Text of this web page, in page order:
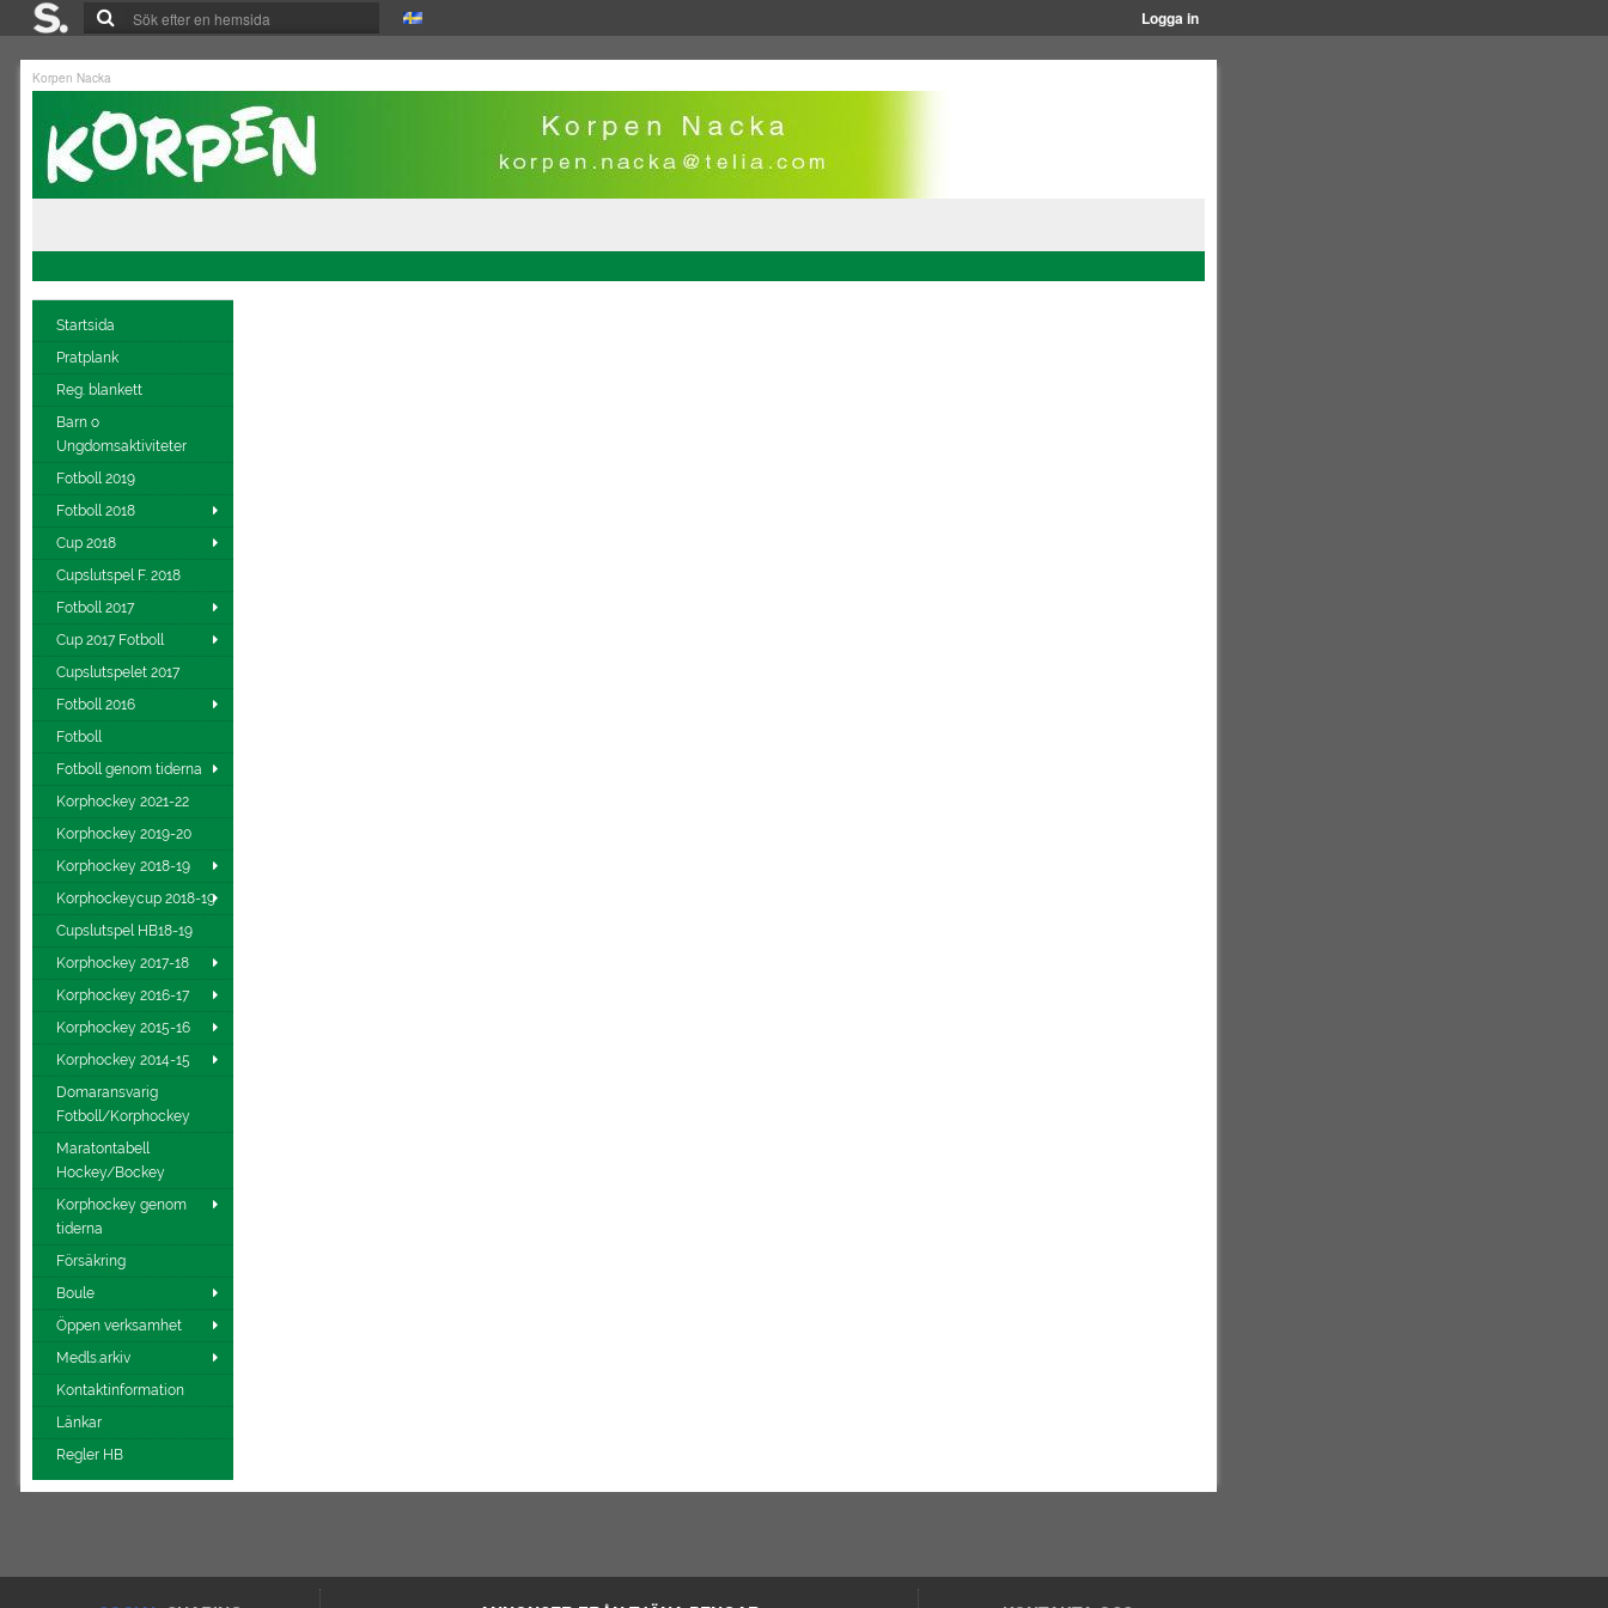
Logga in
Korpen Nacka
Startsida
Pratplank
Reg. blankett
Barn o
Ungdomsaktiviteter
Fotboll 2019
Fotboll 2018
Cup 2018
Cupslutspel F. 2018
Fotboll 2017
Cup 2017 Fotboll
Cupslutspelet 2017
Fotboll 2016
Fotboll
Fotboll genom tiderna
Korphockey 2021-22
Korphockey 2019-20
Korphockey 2018-19
Korphockeycup 2018-19
Cupslutspel HB18-19
Korphockey 2017-18
Korphockey 2016-17
Korphockey 2015-16
Korphockey 2014-15
Domaransvarig
Fotboll/Korphockey
Maratontabell
Hockey/Bockey
Korphockey genom
tiderna
Försäkring
Boule
Öppen verksamhet
Medls.arkiv
Kontaktinformation
Länkar
Regler HB